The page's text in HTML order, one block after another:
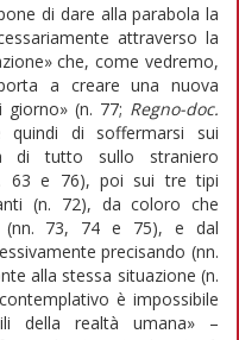
di dare alla parabola la
attraverso la
che, come vedremo,
a creare una nuova
(n. 77; Regno-doc.
di soffermarsi sui
di tutto sullo straniero
63 e 76), poi sui tre tipi
(n. 72), da coloro che
(nn. 73, 74 e 75), e dal
precisando (nn.
alla stessa situazione (n.
è impossibile
della realtà umana» –